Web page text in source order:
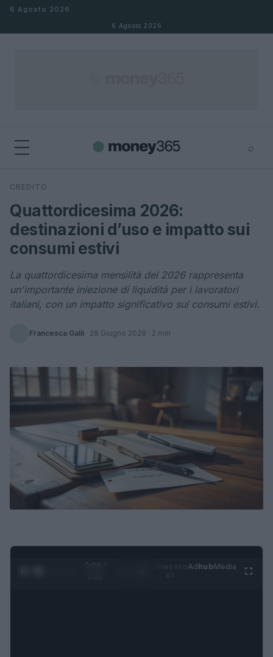
Salta al contenuto
6 Agosto 2026
6 Agosto 2026
⌕
Cerca
CREDITO
Quattordicesima 2026:
destinazioni d’uso e impatto sui
consumi estivi
La quattordicesima mensilità del 2026 rappresenta
un'importante iniezione di liquidità per i lavoratori
italiani, con un impatto significativo sui consumi estivi.
Francesca Galli · 28 Giugno 2026 · 2 min
0:05 /
AdhubMedia